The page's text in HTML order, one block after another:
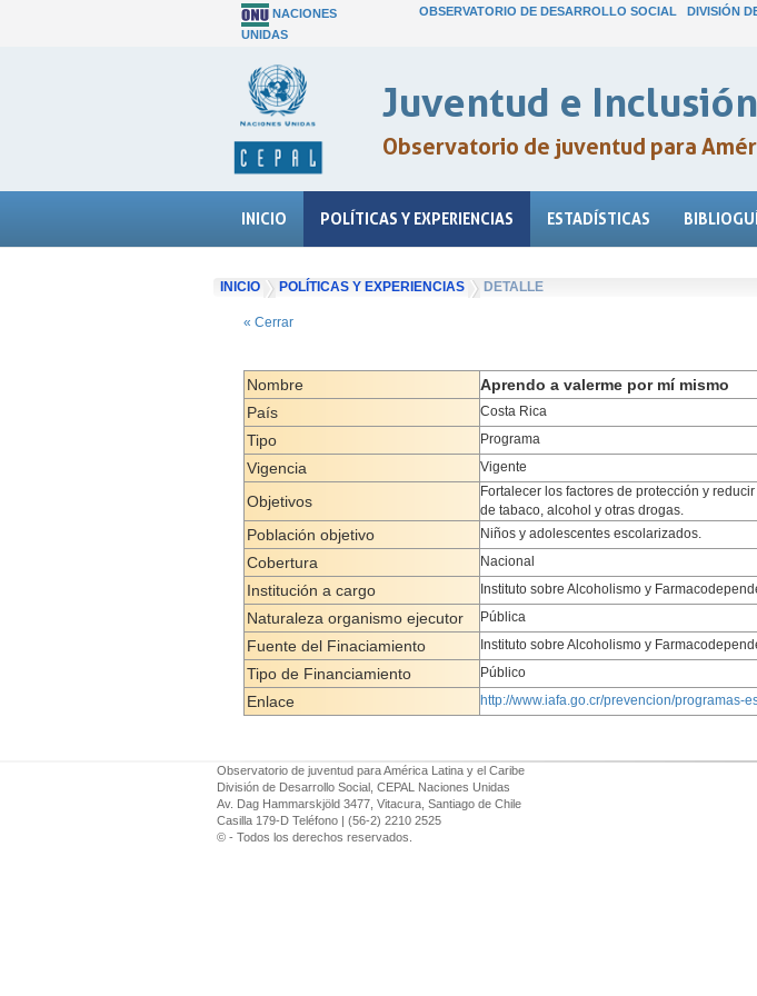
NACIONES
UNIDAS
OBSERVATORIO DE DESARROLLO SOCIAL DIVISIÓN
Juventud e
Observatorio de juventud para
INICIO POLÍTICAS Y EXPERIENCIAS ESTADÍSTICAS
INICIO POLÍTICAS Y EXPERIENCIAS DETALLE
« Cerrar
Nombre
Aprendo a valerme por mí mismo
País
Costa Rica
Tipo Programa
Vigencia Vigente
Objetivos
Fortalecer los factores de protección y
de tabaco, alcohol y otras drogas.
Población objetivo Niños y adolescentes escolarizados.
Cobertura Nacional
Institución a cargo Instituto sobre Alcoholismo y
Naturaleza organismo ejecutor Pública
Fuente del Finaciamiento Instituto sobre Alcoholismo y
Tipo de Financiamiento Público
Enlace http://www.iafa.go.cr/prevencion/programas-
Observatorio de juventud para América Latina y el Caribe
División de Desarrollo Social, CEPAL Naciones Unidas
Av. Dag Hammarskjöld 3477, Vitacura, Santiago de Chile
Casilla 179-D Teléfono | (56-2) 2210 2525
© - Todos los derechos reservados.